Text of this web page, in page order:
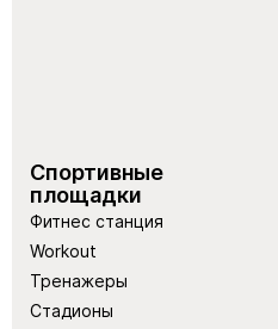
Спортивные
площадки
Фитнес станция
Workout
Тренажеры
Стадионы